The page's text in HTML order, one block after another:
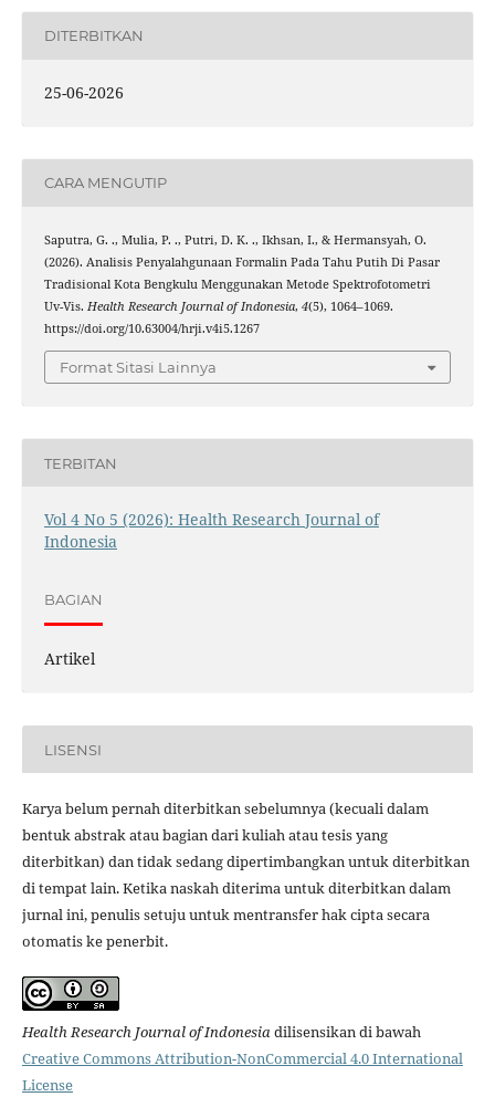
DITERBITKAN
25-06-2026
CARA MENGUTIP
Saputra, G. ., Mulia, P. ., Putri, D. K. ., Ikhsan, I., & Hermansyah, O.
(2026). Analisis Penyalahgunaan Formalin Pada Tahu Putih Di Pasar
Tradisional Kota Bengkulu Menggunakan Metode Spektrofotometri
Uv-Vis. Health Research Journal of Indonesia, 4(5), 1064–1069.
https://doi.org/10.63004/hrji.v4i5.1267
Format Sitasi Lainnya
TERBITAN
Vol 4 No 5 (2026): Health Research Journal of
Indonesia
BAGIAN
Artikel
LISENSI
Karya belum pernah diterbitkan sebelumnya (kecuali dalam
bentuk abstrak atau bagian dari kuliah atau tesis yang
diterbitkan) dan tidak sedang dipertimbangkan untuk diterbitkan
di tempat lain. Ketika naskah diterima untuk diterbitkan dalam
jurnal ini, penulis setuju untuk mentransfer hak cipta secara
otomatis ke penerbit.
Health Research Journal of Indonesiadilisensikan di bawah
Creative Commons Attribution-NonCommercial 4.0 International
License